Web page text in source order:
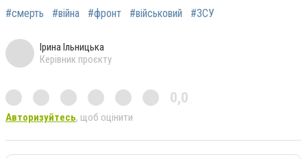
#смерть #війна #фронт #військовий #ЗСУ
Ірина Ільницька
Керівник проєкту
0,0
Авторизуйтесь, щоб оцінити